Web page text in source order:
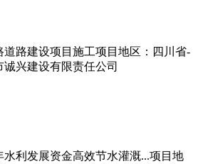
路建设项目施工项目地区：四川省-
兴建设有限责任公司
利发展资金高效节水灌溉...项目地